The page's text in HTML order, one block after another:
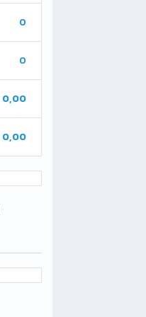
0
0
0,00
0,00